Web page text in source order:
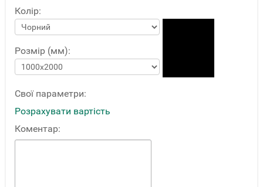
Колір:
Розмір (мм):
Свої параметри:
Розрахувати вартість
Коментар: